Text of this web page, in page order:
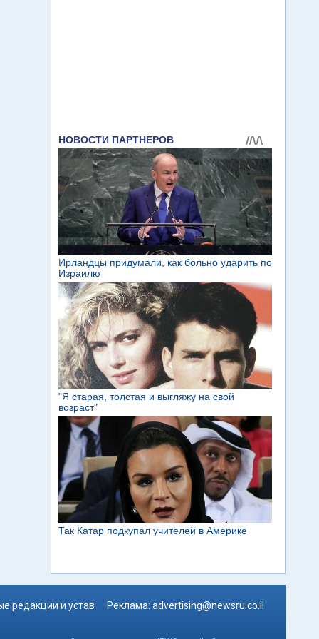
редакции и устав Реклама: advertising@newsru.co.il